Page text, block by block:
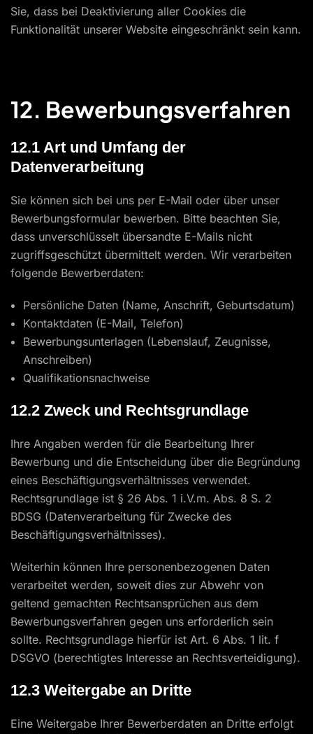
Sie, dass bei Deaktivierung aller Cookies die
Funktionalität unserer Website eingeschränkt sein kann.
12. Bewerbungsverfahren
12.1 Art und Umfang der
Datenverarbeitung
Sie können sich bei uns per E-Mail oder über unser
Bewerbungsformular bewerben. Bitte beachten Sie,
dass unverschlüsselt übersandte E-Mails nicht
zugriffsgeschützt übermittelt werden. Wir verarbeiten
folgende Bewerberdaten:
Persönliche Daten (Name, Anschrift, Geburtsdatum)
Kontaktdaten (E-Mail, Telefon)
Bewerbungsunterlagen (Lebenslauf, Zeugnisse,
Anschreiben)
Qualifikationsnachweise
12.2 Zweck und Rechtsgrundlage
Ihre Angaben werden für die Bearbeitung Ihrer
Bewerbung und die Entscheidung über die Begründung
eines Beschäftigungsverhältnisses verwendet.
Rechtsgrundlage ist § 26 Abs. 1 i.V.m. Abs. 8 S. 2
BDSG (Datenverarbeitung für Zwecke des
Beschäftigungsverhältnisses).
Weiterhin können Ihre personenbezogenen Daten
verarbeitet werden, soweit dies zur Abwehr von
geltend gemachten Rechtsansprüchen aus dem
Bewerbungsverfahren gegen uns erforderlich sein
sollte. Rechtsgrundlage hierfür ist Art. 6 Abs. 1 lit. f
DSGVO (berechtigtes Interesse an Rechtsverteidigung).
12.3 Weitergabe an Dritte
Eine Weitergabe Ihrer Bewerberdaten an Dritte erfolgt